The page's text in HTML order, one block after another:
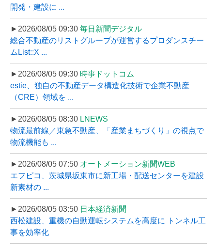
開発・建設に ...
►2026/08/05 09:30 毎日新聞デジタル
総合不動産のリストグループが運営するプロダンスチー
ムList::X ...
►2026/08/05 09:30 時事ドットコム
estie、独自の不動産データ構造化技術で企業不動産
（CRE）領域を ...
►2026/08/05 08:30 LNEWS
物流最前線／東急不動産、「産業まちづくり」の視点で
物流機能も ...
►2026/08/05 07:50 オートメーション新聞WEB
エフピコ、茨城県坂東市に新工場・配送センターを建設
新素材の ...
►2026/08/05 03:50 日本経済新聞
西松建設、重機の自動運転システムを高度に トンネル工
事を効率化